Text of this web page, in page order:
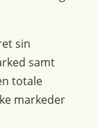
sin
samt
totale
markeder